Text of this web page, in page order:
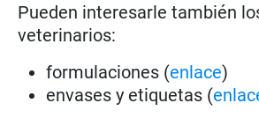
Pueden interesarle también
veterinarios:
formulaciones (enlace)
envases y etiquetas (